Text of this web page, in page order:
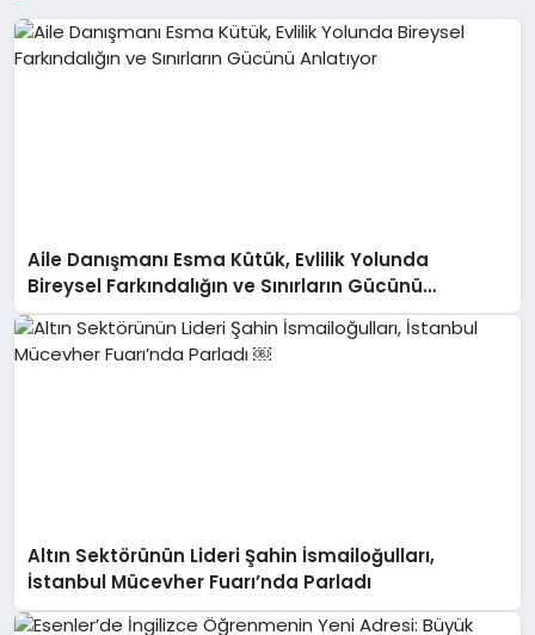
Aile Danışmanı Esma Kütük, Evlilik Yolunda
Bireysel Farkındalığın ve Sınırların Gücünü
Anlatıyor
Altın Sektörünün Lideri Şahin İsmailoğulları,
İstanbul Mücevher Fuarı’nda Parladı ￼